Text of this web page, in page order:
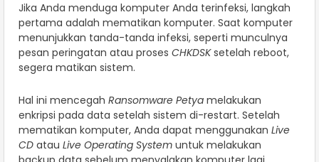
Jika Anda menduga komputer Anda terinfeksi, langkah
pertama adalah mematikan komputer. Saat komputer
menunjukkan tanda-tanda infeksi, seperti munculnya
pesan peringatan atau proses CHKDSKsetelah reboot,
segera matikan sistem.
Hal ini mencegah Ransomware Petya melakukan
enkripsi pada data setelah sistem di-restart. Setelah
mematikan komputer, Anda dapat menggunakan Live
CD atau Live Operating System untuk melakukan